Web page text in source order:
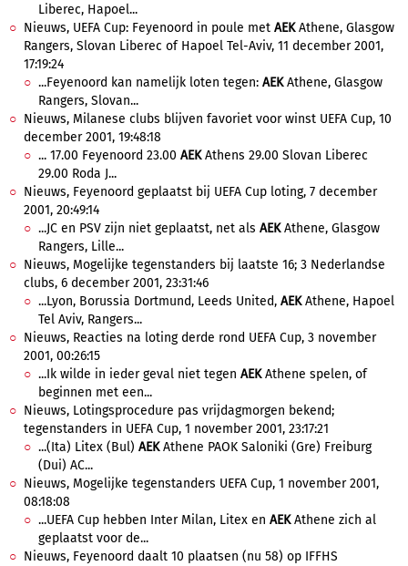
Liberec, Hapoel...
Nieuws, UEFA Cup: Feyenoord in poule met AEKAthene, Glasgow
Rangers, Slovan Liberec of Hapoel Tel-Aviv, 11 december 2001,
17:19:24
...Feyenoord kan namelijk loten tegen: AEKAthene, Glasgow
Rangers, Slovan...
Nieuws, Milanese clubs blijven favoriet voor winst UEFA Cup, 10
december 2001, 19:48:18
... 17.00 Feyenoord 23.00 AEKAthens 29.00 Slovan Liberec
29.00 Roda J...
Nieuws, Feyenoord geplaatst bij UEFA Cup loting, 7 december
2001, 20:49:14
...JC en PSV zijn niet geplaatst, net als AEKAthene, Glasgow
Rangers, Lille...
Nieuws, Mogelijke tegenstanders bij laatste 16; 3 Nederlandse
clubs, 6 december 2001, 23:31:46
...Lyon, Borussia Dortmund, Leeds United, AEKAthene, Hapoel
Tel Aviv, Rangers...
Nieuws, Reacties na loting derde rond UEFA Cup, 3 november
2001, 00:26:15
...Ik wilde in ieder geval niet tegen AEKAthene spelen, of
beginnen met een...
Nieuws, Lotingsprocedure pas vrijdagmorgen bekend;
tegenstanders in UEFA Cup, 1 november 2001, 23:17:21
...(Ita) Litex (Bul) AEKAthene PAOK Saloniki (Gre) Freiburg
(Dui) AC...
Nieuws, Mogelijke tegenstanders UEFA Cup, 1 november 2001,
08:18:08
...UEFA Cup hebben Inter Milan, Litex en AEKAthene zich al
geplaatst voor de...
Nieuws, Feyenoord daalt 10 plaatsen (nu 58) op IFFHS